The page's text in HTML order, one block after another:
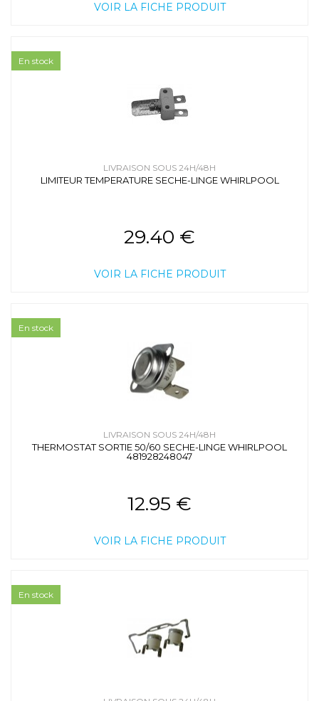
VOIR LA FICHE PRODUIT
LIVRAISON SOUS 24H/48H
LIMITEUR TEMPERATURE SECHE-LINGE WHIRLPOOL
29.40 €
VOIR LA FICHE PRODUIT
En stock
LIVRAISON SOUS 24H/48H
THERMOSTAT SORTIE 50/60 SECHE-LINGE WHIRLPOOL
481928248047
12.95 €
VOIR LA FICHE PRODUIT
En stock
En stock